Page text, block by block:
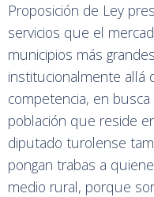
Proposición de Ley
servicios que el
municipios más
institucionalmente allá
competencia, en
población que reside
diputado turolense
pongan trabas a
medio rural, porque